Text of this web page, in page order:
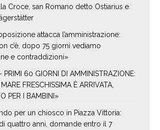
Croce, san Romano detto Ostiarius e
attacca l’amministrazione:
c’è, dopo 75 giorni vediamo
e contraddizioni»
PRIMI 60 GIORNI DI AMMINISTRAZIONE:
FRESCHISSIMA È ARRIVATA,
PER I BAMBINI»
per un chiosco in Piazza Vittoria:
quattro anni, domande entro il 7